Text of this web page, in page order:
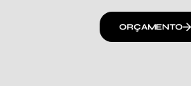
ORÇAMENTO